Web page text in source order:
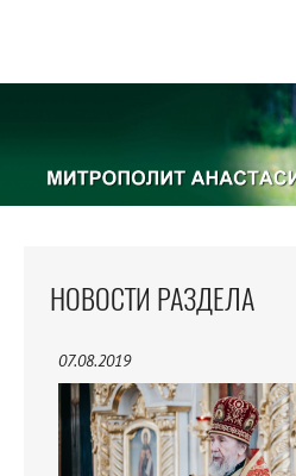
НОВОСТИ РАЗДЕЛА
07.08.2019